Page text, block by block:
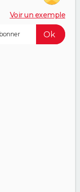
Voir un exemple